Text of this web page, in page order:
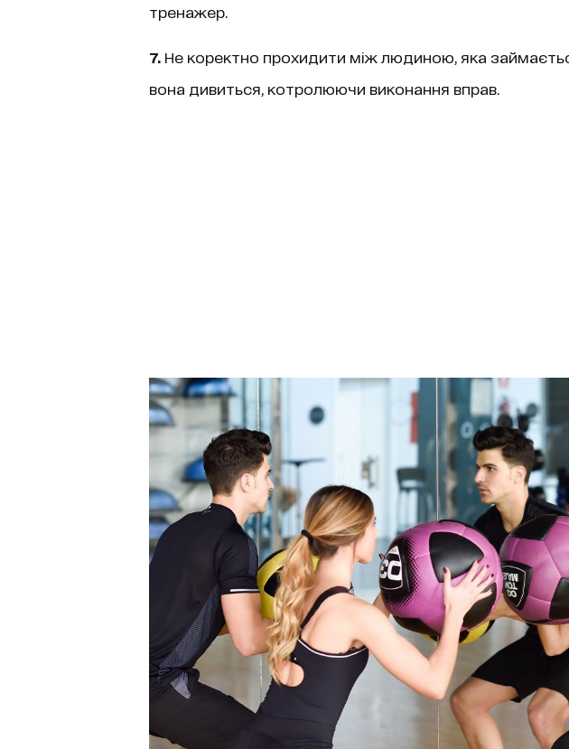
тренажер.
7.Не коректно прохидити між людиною, яка
вона дивиться, котролюючи виконання вправ.